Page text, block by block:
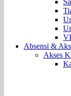
Absensi &
Akses